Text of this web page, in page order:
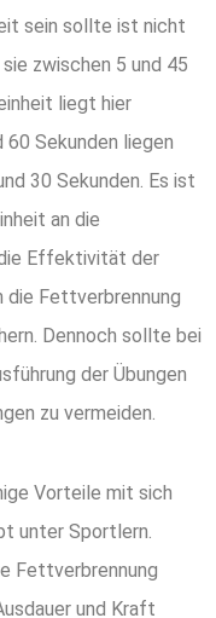
sein sollte ist nicht
zwischen 5 und 45
liegt hier
Sekunden liegen
30 Sekunden. Es ist
an die
Effektivität der
die Fettverbrennung
Dennoch sollte bei
der Übungen
zu vermeiden.
Vorteile mit sich
unter Sportlern.
Fettverbrennung
und Kraft